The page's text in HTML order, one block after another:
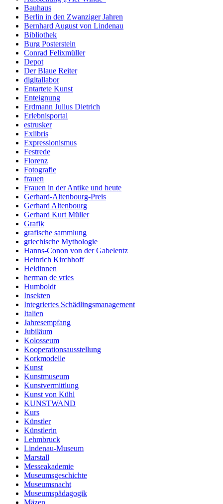
Bauhaus
Berlin in den Zwanziger Jahren
Bernhard August von Lindenau
Bibliothek
Burg Posterstein
Conrad Felixmüller
Depot
Der Blaue Reiter
digitallabor
Entartete Kunst
Enteignung
Erdmann Julius Dietrich
Erlebnisportal
estrusker
Exlibris
Expressionismus
Festrede
Florenz
Fotografie
frauen
Frauen in der Antike und heute
Gerhard-Altenbourg-Preis
Gerhard Altenbourg
Gerhard Kurt Müller
Grafik
grafische sammlung
griechische Mythologie
Hanns-Conon von der Gabelentz
Heinrich Kirchhoff
Heldinnen
herman de vries
Humboldt
Insekten
Integriertes Schädlingsmanagement
Italien
Jahresempfang
Jubiläum
Kolosseum
Kooperationsausstellung
Korkmodelle
Kunst
Kunstmuseum
Kunstvermittlung
Kunst von Kühl
KUNSTWAND
Kurs
Künstler
Künstlerin
Lehmbruck
Lindenau-Museum
Marstall
Messeakademie
Museumsgeschichte
Museumsnacht
Museumspädagogik